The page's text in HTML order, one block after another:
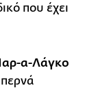
που έχει
α-Λάγκο